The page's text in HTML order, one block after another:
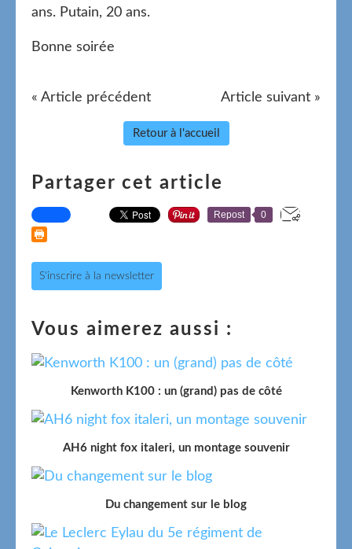
ans. Putain, 20 ans.
Bonne soirée
« Article précédent Article suivant »
Retour à l'accueil
Partager cet article
Repost 0
S'inscrire à la newsletter
Vous aimerez aussi :
Kenworth K100 : un (grand) pas de côté
AH6 night fox italeri, un montage souvenir
Du changement sur le blog